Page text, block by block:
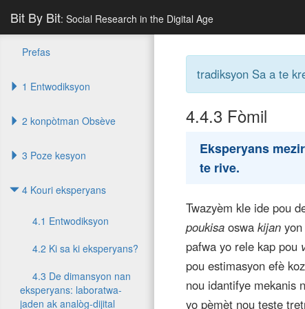
Bit By Bit: Social Research in the Digital Age
Prefas
1 Entwodiksyon
2 konpòtman Obsève
3 Poze kesyon
4 Kouri eksperyans
4.1 Entwodiksyon
4.2 Ki sa ki eksperyans?
4.3 De dimansyon nan
eksperyans: laboratwa-
jaden ak analòg-dijital
tradiksyon Sa a te
4.4.3 Fòmil
Eksperyans
te rive.
Twazyèm kle ide pou
poukisa oswa kijan
pafwa yo rele kap pou
pou estimasyon efè
nou idantifye mekanis
yo pèmèt nou teste